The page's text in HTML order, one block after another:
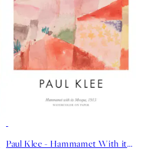
Paul Klee - Hammamet With its Mosque Poster